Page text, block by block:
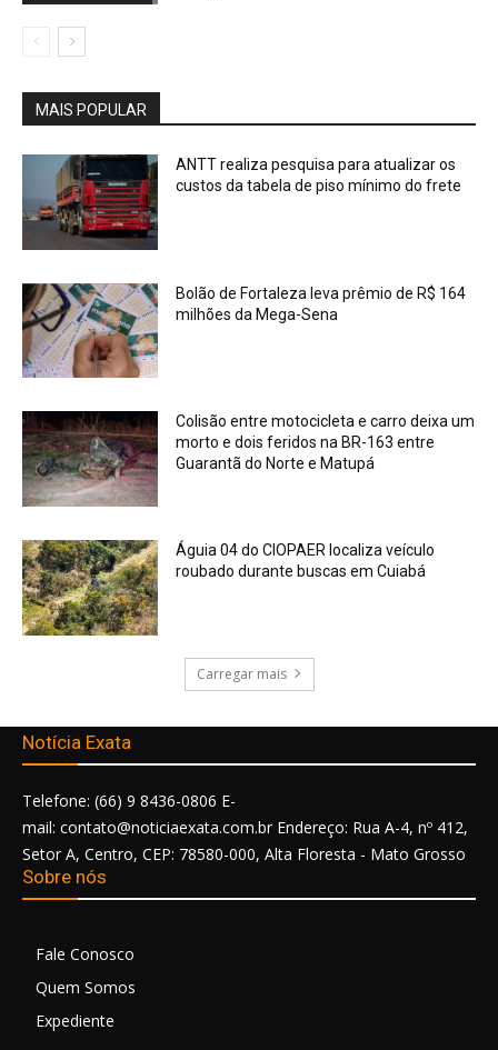
MAIS POPULAR
ANTT realiza pesquisa para atualizar os
custos da tabela de piso mínimo do frete
Bolão de Fortaleza leva prêmio de R$ 164
milhões da Mega-Sena
Colisão entre motocicleta e carro deixa um
morto e dois feridos na BR-163 entre
Guarantã do Norte e Matupá
Águia 04 do CIOPAER localiza veículo
roubado durante buscas em Cuiabá
Carregar mais
Notícia Exata
Telefone: (66) 9 8436-0806 E-
mail: contato@noticiaexata.com.br Endereço: Rua A-4, nº 412,
Setor A, Centro, CEP: 78580-000, Alta Floresta - Mato Grosso
Sobre nós
Fale Conosco
Quem Somos
Expediente